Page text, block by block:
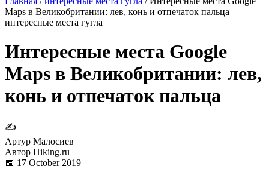
Maps в Великобритании: лев, конь и отпечаток пальца
интересные места гугла
Интересные места Google
Maps в Великобритании: лев,
конь и отпечаток пальца
✍
Артур Малосиев
Автор Hiking.ru
📅 17 October 2019